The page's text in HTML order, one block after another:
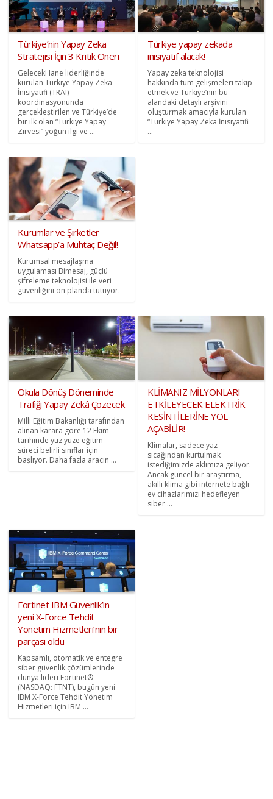
Türkiye’nin Yapay Zeka
Stratejisi İçin 3 Kritik Öneri
GelecekHane liderliğinde
kurulan Türkiye Yapay Zeka
İnisiyatifi (TRAI)
koordinasyonunda
gerçekleştirilen ve Türkiye’de
bir ilk olan “Türkiye Yapay
Zirvesi” yoğun ilgi ve ...
Türkiye yapay zekada
inisiyatif alacak!
Yapay zeka teknolojisi
hakkında tüm gelişmeleri takip
etmek ve Türkiye’nin bu
alandaki detaylı arşivini
oluşturmak amacıyla kurulan
“Türkiye Yapay Zeka İnisiyatifi
...
Kurumlar ve Şirketler
Whatsapp’a Muhtaç Değil!
Kurumsal mesajlaşma
uygulaması Bimesaj, güçlü
şifreleme teknolojisi ile veri
güvenliğini ön planda tutuyor.
Okula Dönüş Döneminde
Trafiği Yapay Zekâ Çözecek
Milli Eğitim Bakanlığı tarafından
alınan karara göre 12 Ekim
tarihinde yüz yüze eğitim
süreci belirli sınıflar için
başlıyor. Daha fazla aracın ...
KLİMANIZ MİLYONLARI
ETKİLEYECEK ELEKTRİK
KESİNTİLERİNE YOL
AÇABİLİR!
Klimalar, sadece yaz
sıcağından kurtulmak
istediğimizde aklımıza geliyor.
Ancak güncel bir araştırma,
akıllı klima gibi internete bağlı
ev cihazlarımızı hedefleyen
siber ...
Fortinet IBM Güvenlik’in
yeni X-Force Tehdit
Yönetim Hizmetleri’nin bir
parçası oldu
Kapsamlı, otomatik ve entegre
siber güvenlik çözümlerinde
dünya lideri Fortinet®
(NASDAQ: FTNT), bugün yeni
IBM X-Force Tehdit Yönetim
Hizmetleri için IBM ...